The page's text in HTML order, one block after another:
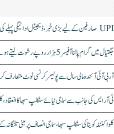
UPI صارفین کے لیے بڑی خبر، ڈیجیٹل ادائیگی پہلے کی طرح مفت رہے گی
جگتیال میں گرام پالنا آفیسر 5 ہزار روپے رشوت لیتے ہوئے گرفتار
آر بی آئی آئندہ مالی سال سے پولیمر کرنسی نوٹ متعارف
ٹی آر ایس کی جانب سے سماجی نیائے سنکلپ سبھا کا انعقاد،
کلواکنٹلہ کویتا کی سنکلپ سبھا، سماجی انصاف پر مبنی